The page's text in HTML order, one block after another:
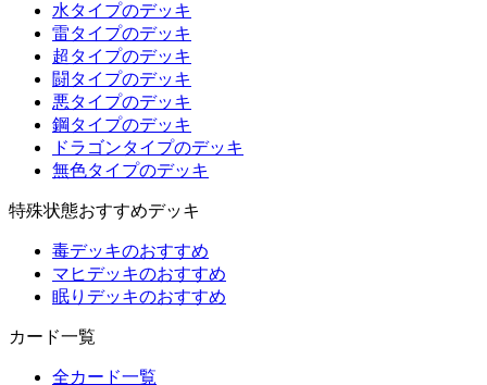
水タイプのデッキ
雷タイプのデッキ
超タイプのデッキ
闘タイプのデッキ
悪タイプのデッキ
鋼タイプのデッキ
ドラゴンタイプのデッキ
無色タイプのデッキ
特殊状態おすすめデッキ
毒デッキのおすすめ
マヒデッキのおすすめ
眠りデッキのおすすめ
カード一覧
全カード一覧